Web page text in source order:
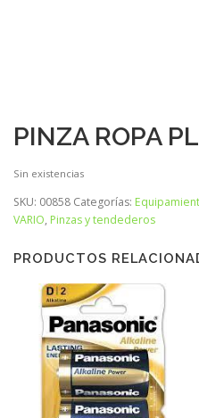
PINZA ROPA
Sin existencias
SKU: 00858 Categorías:
VARIO, Pinzas y tendederos
PRODUCTOS